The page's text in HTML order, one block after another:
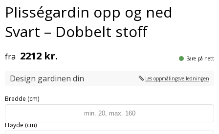
Plisségardin opp og ned
Svart – Dobbelt stoff
fra 2212 kr. Bare på nett
Design gardinen din Les oppmålingsveiledningen
Bredde (cm)
Høyde (cm)